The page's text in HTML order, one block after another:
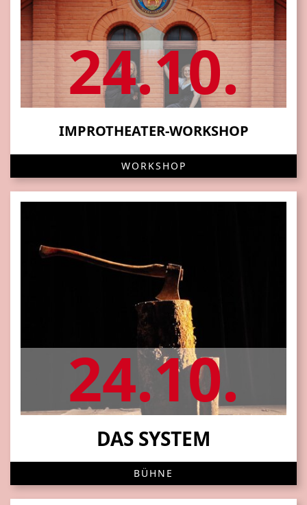
24.10.
IMPROTHEATER-WORKSHOP
WORKSHOP
24.10.
DAS SYSTEM
BÜHNE